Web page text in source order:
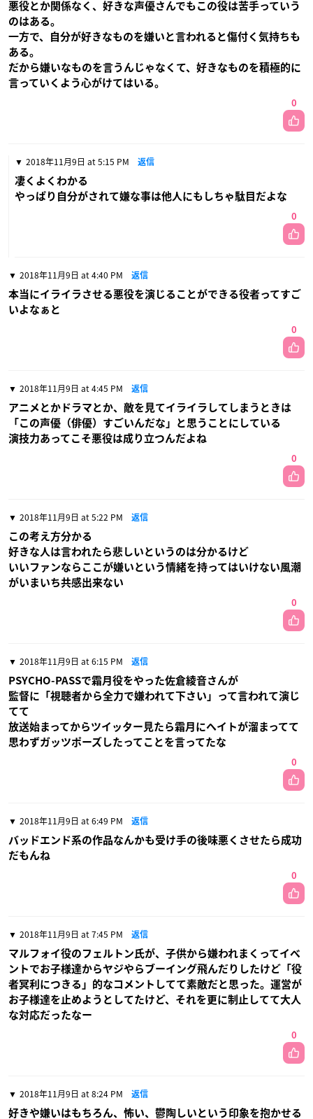
悪役とか関係なく、好きな声優さんでもこの役は苦手っていう
のはある。
一方で、自分が好きなものを嫌いと言われると傷付く気持ちも
ある。
だから嫌いなものを言うんじゃなくて、好きなものを積極的に
言っていくよう心がけてはいる。
0
2018年11月9日 at 5:15 PM 返信
凄くよくわかる
やっぱり自分がされて嫌な事は他人にもしちゃ駄目だよな
0
2018年11月9日 at 4:40 PM 返信
本当にイライラさせる悪役を演じることができる役者ってすご
いよなぁと
0
2018年11月9日 at 4:45 PM 返信
アニメとかドラマとか、敵を見てイライラしてしまうときは
「この声優（俳優）すごいんだな」と思うことにしている
演技力あってこそ悪役は成り立つんだよね
0
2018年11月9日 at 5:22 PM 返信
この考え方分かる
好きな人は言われたら悲しいというのは分かるけど
いいファンならここが嫌いという情緒を持ってはいけない風潮
がいまいち共感出来ない
0
2018年11月9日 at 6:15 PM 返信
PSYCHO-PASSで霜月役をやった佐倉綾音さんが
監督に「視聴者から全力で嫌われて下さい」って言われて演じ
てて
放送始まってからツイッター見たら霜月にヘイトが溜まってて
思わずガッツポーズしたってことを言ってたな
0
2018年11月9日 at 6:49 PM 返信
バッドエンド系の作品なんかも受け手の後味悪くさせたら成功
だもんね
0
2018年11月9日 at 7:45 PM 返信
マルフォイ役のフェルトン氏が、子供から嫌われまくってイベ
ントでお子様達からヤジやらブーイング飛んだりしたけど「役
者冥利につきる」的なコメントしてて素敵だと思った。運営が
お子様達を止めようとしてたけど、それを更に制止してて大人
な対応だったなー
0
2018年11月9日 at 8:24 PM 返信
好きや嫌いはもちろん、怖い、鬱陶しいという印象を抱かせる